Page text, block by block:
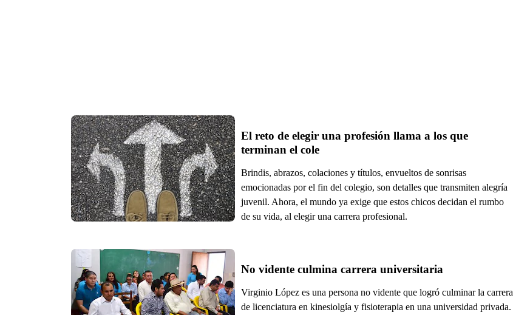
El reto de elegir una profesión llama a los que
terminan el cole
Brindis, abrazos, colaciones y títulos, envueltos de sonrisas
emocionadas por el fin del colegio, son detalles que transmiten alegría
juvenil. Ahora, el mundo ya exige que estos chicos decidan el rumbo
de su vida, al elegir una carrera profesional.
No vidente culmina carrera universitaria
Virginio López es una persona no vidente que logró culminar la carrera
de licenciatura en kinesiolgía y fisioterapia en una universidad privada.